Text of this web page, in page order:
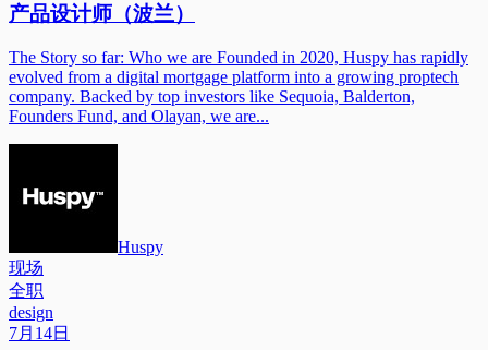
产品设计师（波兰）
The Story so far: Who we are Founded in 2020, Huspy has rapidly
evolved from a digital mortgage platform into a growing proptech
company. Backed by top investors like Sequoia, Balderton,
Founders Fund, and Olayan, we are...
Huspy
现场
全职
design
7月14日